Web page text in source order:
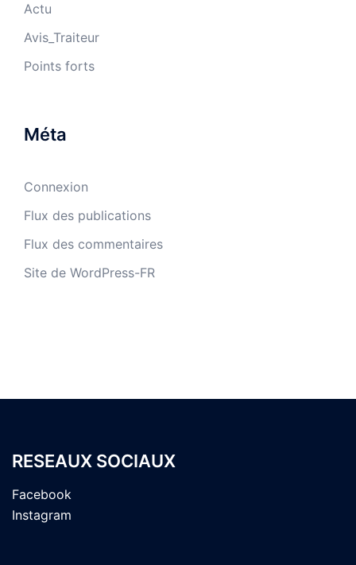
Actu
Avis_Traiteur
Points forts
Méta
Connexion
Flux des publications
Flux des commentaires
Site de WordPress-FR
RESEAUX SOCIAUX
Facebook
Instagram